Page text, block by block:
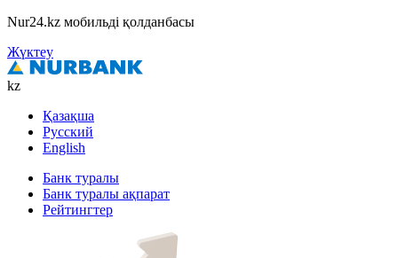
Nur24.kz мобильді қолданбасы
Жүктеу
kz
Қазақша
Русский
English
Банк туралы
Банк туралы ақпарат
Рейтингтер